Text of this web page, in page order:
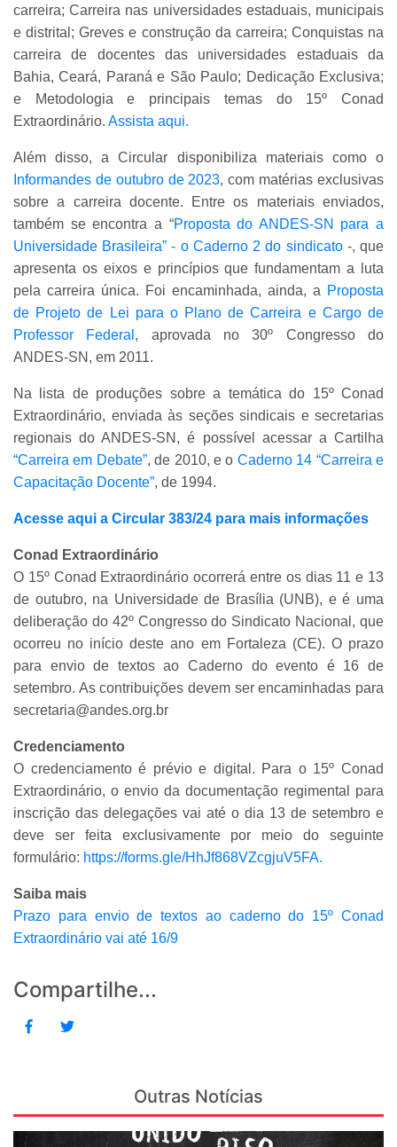
carreira; Carreira nas universidades estaduais, municipais
e distrital; Greves e construção da carreira; Conquistas na
carreira de docentes das universidades estaduais da
Bahia, Ceará, Paraná e São Paulo; Dedicação Exclusiva;
e Metodologia e principais temas do 15º Conad
Extraordinário. Assista aqui.
Além disso, a Circular disponibiliza materiais como o
Informandes de outubro de 2023, com matérias exclusivas
sobre a carreira docente. Entre os materiais enviados,
também se encontra a “Proposta do ANDES-SN para a
Universidade Brasileira” - o Caderno 2 do sindicato-, que
apresenta os eixos e princípios que fundamentam a luta
pela carreira única. Foi encaminhada, ainda, a Proposta
de Projeto de Lei para o Plano de Carreira e Cargo de
Professor Federal , aprovada no 30º Congresso do
ANDES-SN, em 2011.
Na lista de produções sobre a temática do 15º Conad
Extraordinário, enviada às seções sindicais e secretarias
regionais do ANDES-SN, é possível acessar a Cartilha
“Carreira em Debate”, de 2010, e o Caderno 14 “Carreira e
Capacitação Docente”, de 1994.
Acesse aqui a Circular 383/24 para mais informações
Conad Extraordinário
O 15º Conad Extraordinário ocorrerá entre os dias 11 e 13
de outubro, na Universidade de Brasília (UNB), e é uma
deliberação do 42º Congresso do Sindicato Nacional, que
ocorreu no início deste ano em Fortaleza (CE). O prazo
para envio de textos ao Caderno do evento é 16 de
setembro. As contribuições devem ser encaminhadas para
secretaria@andes.org.br
Credenciamento
O credenciamento é prévio e digital. Para o 15º Conad
Extraordinário, o envio da documentação regimental para
inscrição das delegações vai até o dia 13 de setembro e
deve ser feita exclusivamente por meio do seguinte
formulário: https://forms.gle/HhJf868VZcgjuV5FA.
Saiba mais
Prazo para envio de textos ao caderno do 15º Conad
Extraordinário vai até 16/9
Compartilhe...
Outras Notícias